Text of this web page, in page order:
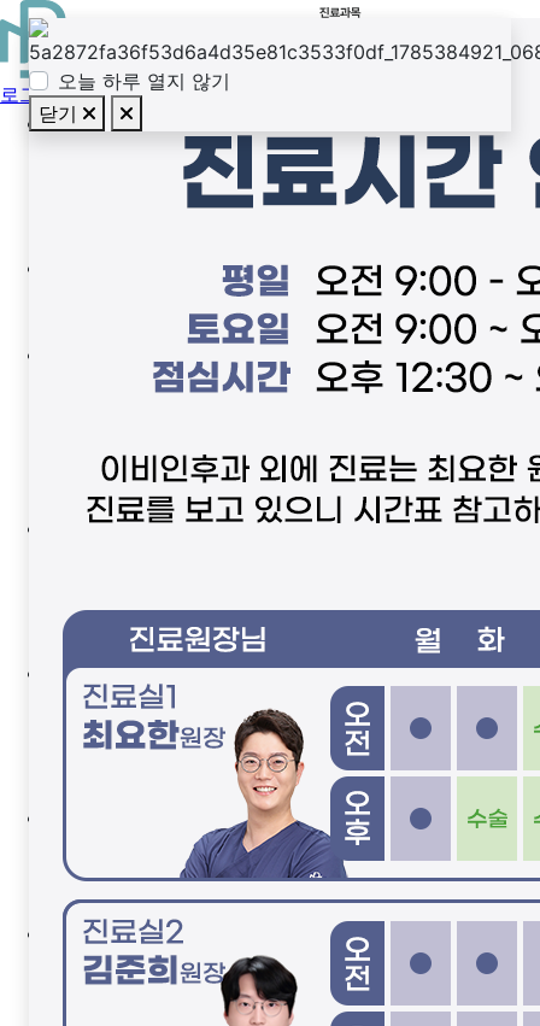
로그인
바른미의 특별함
Why? 바른미
바른미 의료진
바른미 검사실
비개방 내시경 기능코성형
노즈필 코성형
내시경 비염•비중격 수술
비개방 코 재수술
만성 비염
목초음파센터
경부 침샘 초음파
역류성 후두질환
귀어지럼증센터
VNG 어지럼증 클리닉
보청기
수술 후 통증 관리
종합검진 세부항목
종합검진 진행과정
전/후 사진
코성형
비중격 비염
오늘 하루 열지 않기
닫기